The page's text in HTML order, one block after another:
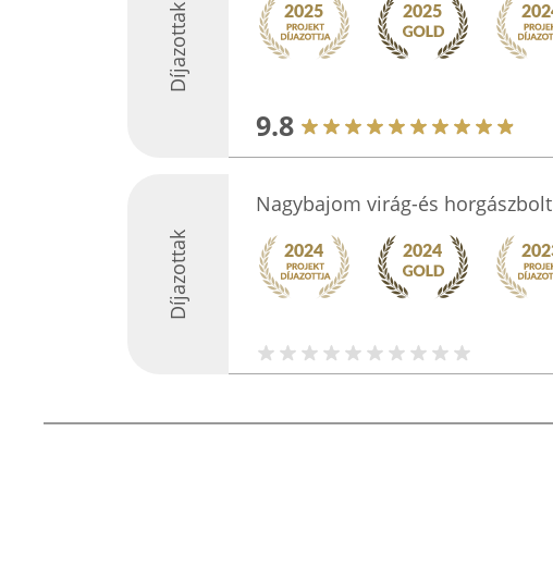
Díjazottak
9.8
Díjazottak
Nagybajom virág-és horgászbolt